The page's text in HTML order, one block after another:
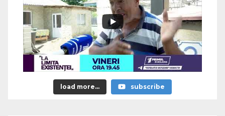
load more... subscribe